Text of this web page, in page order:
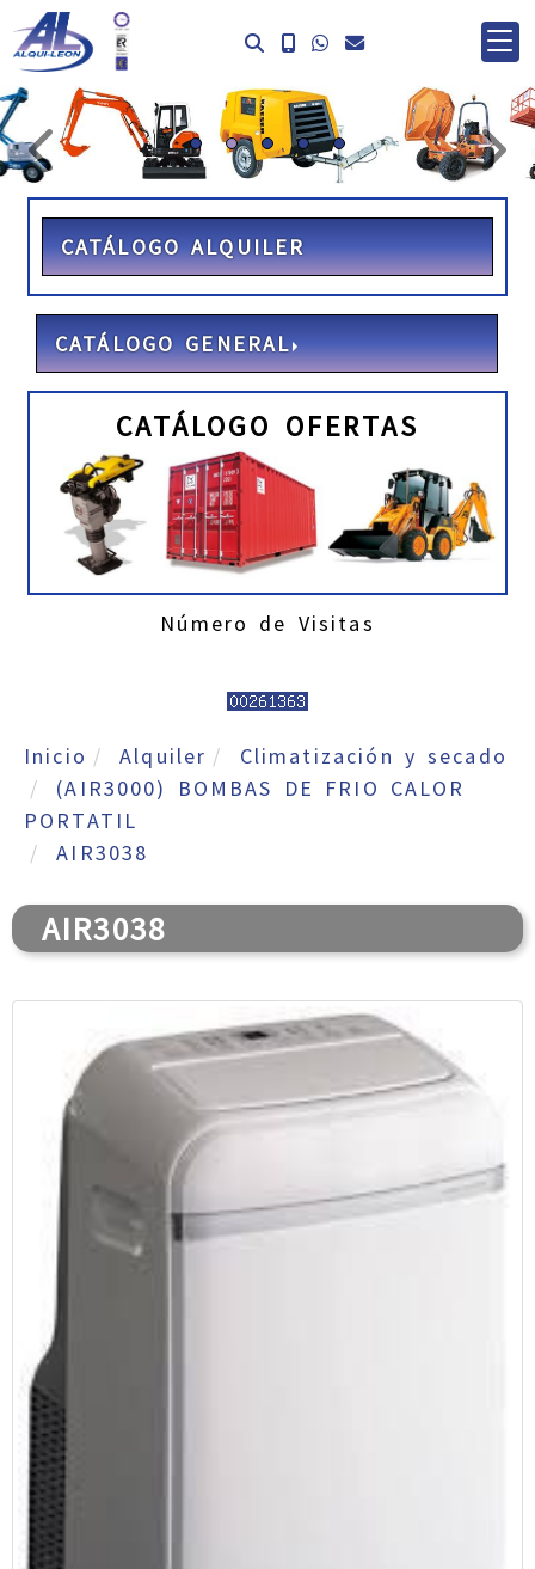
prev
CATÁLOGO ALQUILER
CATÁLOGO GENERAL
CATÁLOGO OFERTAS
Número de Visitas
Inicio Alquiler
Climatización y secado
(AIR3000) BOMBAS DE FRIO CALOR
PORTATIL
AIR3038
AIR3038